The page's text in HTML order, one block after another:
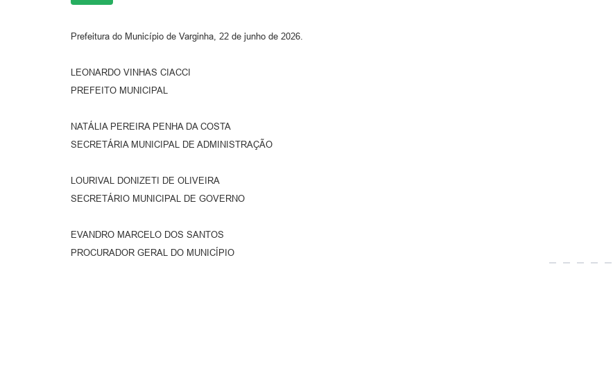
Prefeitura do Município de Varginha, 22 de junho de 2026.
LEONARDO VINHAS CIACCI
PREFEITO MUNICIPAL
NATÁLIA PEREIRA PENHA DA COSTA
SECRETÁRIA MUNICIPAL DE ADMINISTRAÇÃO
LOURIVAL DONIZETI DE OLIVEIRA
SECRETÁRIO MUNICIPAL DE GOVERNO
EVANDRO MARCELO DOS SANTOS
PROCURADOR GERAL DO MUNICÍPIO